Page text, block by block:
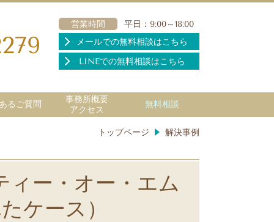
営業時間
平日：9:00～18:00
メールでの無料相談はこちら
LINEでの無料相談はこちら
るご質問
事務所概要
アクセス
無料相談
トップページ 解決事例
ィー・オー・エム
ケース）